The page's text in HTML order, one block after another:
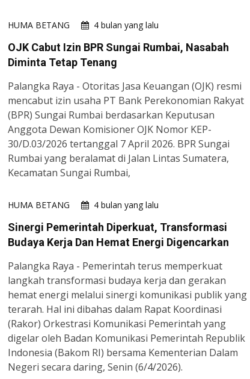
HUMA BETANG 4 bulan yang lalu
OJK Cabut Izin BPR Sungai Rumbai, Nasabah
Diminta Tetap Tenang
Palangka Raya - Otoritas Jasa Keuangan (OJK) resmi
mencabut izin usaha PT Bank Perekonomian Rakyat
(BPR) Sungai Rumbai berdasarkan Keputusan
Anggota Dewan Komisioner OJK Nomor KEP-
30/D.03/2026 tertanggal 7 April 2026. BPR Sungai
Rumbai yang beralamat di Jalan Lintas Sumatera,
Kecamatan Sungai Rumbai,
HUMA BETANG 4 bulan yang lalu
Sinergi Pemerintah Diperkuat, Transformasi
Budaya Kerja Dan Hemat Energi Digencarkan
Palangka Raya - Pemerintah terus memperkuat
langkah transformasi budaya kerja dan gerakan
hemat energi melalui sinergi komunikasi publik yang
terarah. Hal ini dibahas dalam Rapat Koordinasi
(Rakor) Orkestrasi Komunikasi Pemerintah yang
digelar oleh Badan Komunikasi Pemerintah Republik
Indonesia (Bakom RI) bersama Kementerian Dalam
Negeri secara daring, Senin (6/4/2026).